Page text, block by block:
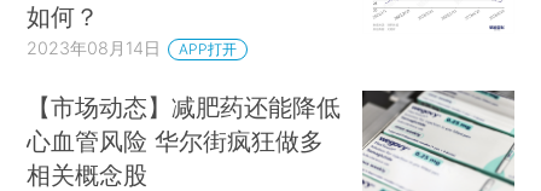
如何？
2023年08月14日 APP打开
【市场动态】减肥药还能降低
心血管风险 华尔街疯狂做多
相关概念股